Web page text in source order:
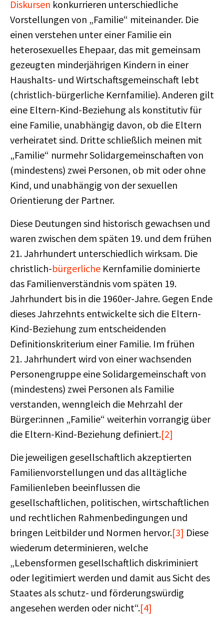
Diskursen konkurrieren unterschiedliche
Vorstellungen von „Familie“ miteinander. Die
einen verstehen unter einer Familie ein
heterosexuelles Ehepaar, das mit gemeinsam
gezeugten minderjährigen Kindern in einer
Haushalts- und Wirtschaftsgemeinschaft lebt
(christlich-bürgerliche Kernfamilie). Anderen gilt
eine Eltern-Kind-Beziehung als konstitutiv für
eine Familie, unabhängig davon, ob die Eltern
verheiratet sind. Dritte schließlich meinen mit
„Familie“ nurmehr Solidargemeinschaften von
(mindestens) zwei Personen, ob mit oder ohne
Kind, und unabhängig von der sexuellen
Orientierung der Partner.
Diese Deutungen sind historisch gewachsen und
waren zwischen dem späten 19. und dem frühen
21. Jahrhundert unterschiedlich wirksam. Die
christlich-bürgerliche Kernfamilie dominierte
das Familienverständnis vom späten 19.
Jahrhundert bis in die 1960er-Jahre. Gegen Ende
dieses Jahrzehnts entwickelte sich die Eltern-
Kind-Beziehung zum entscheidenden
Definitionskriterium einer Familie. Im frühen
21. Jahrhundert wird von einer wachsenden
Personengruppe eine Solidargemeinschaft von
(mindestens) zwei Personen als Familie
verstanden, wenngleich die Mehrzahl der
Bürger:innen „Familie“ weiterhin vorrangig über
die Eltern-Kind-Beziehung definiert.[2]
Die jeweiligen gesellschaftlich akzeptierten
Familienvorstellungen und das alltägliche
Familienleben beeinflussen die
gesellschaftlichen, politischen, wirtschaftlichen
und rechtlichen Rahmenbedingungen und
bringen Leitbilder und Normen hervor.[3] Diese
wiederum determinieren, welche
„Lebensformen gesellschaftlich diskriminiert
oder legitimiert werden und damit aus Sicht des
Staates als schutz- und förderungswürdig
angesehen werden oder nicht“.[4]